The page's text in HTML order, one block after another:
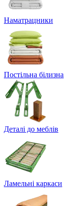
Наматрацники
Постільна білизна
Деталі до меблів
Ламельні каркаси